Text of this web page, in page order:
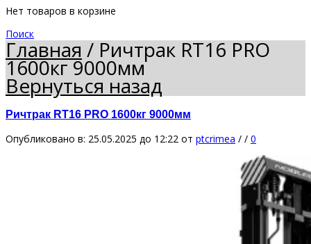
Нет товаров в корзине
Поиск
Главная/Ричтрак RT16 PRO
1600кг 9000мм
Вернуться назад
Ричтрак RT16 PRO 1600кг 9000мм
Опубликовано в: 25.05.2025 до 12:22 от ptcrimea / / 0